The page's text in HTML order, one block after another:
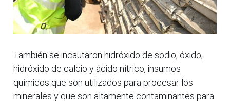
También se incautaron hidróxido de sodio, óxido,
hidróxido de calcio y ácido nítrico, insumos
químicos que son utilizados para procesar los
minerales y que son altamente contaminantes para